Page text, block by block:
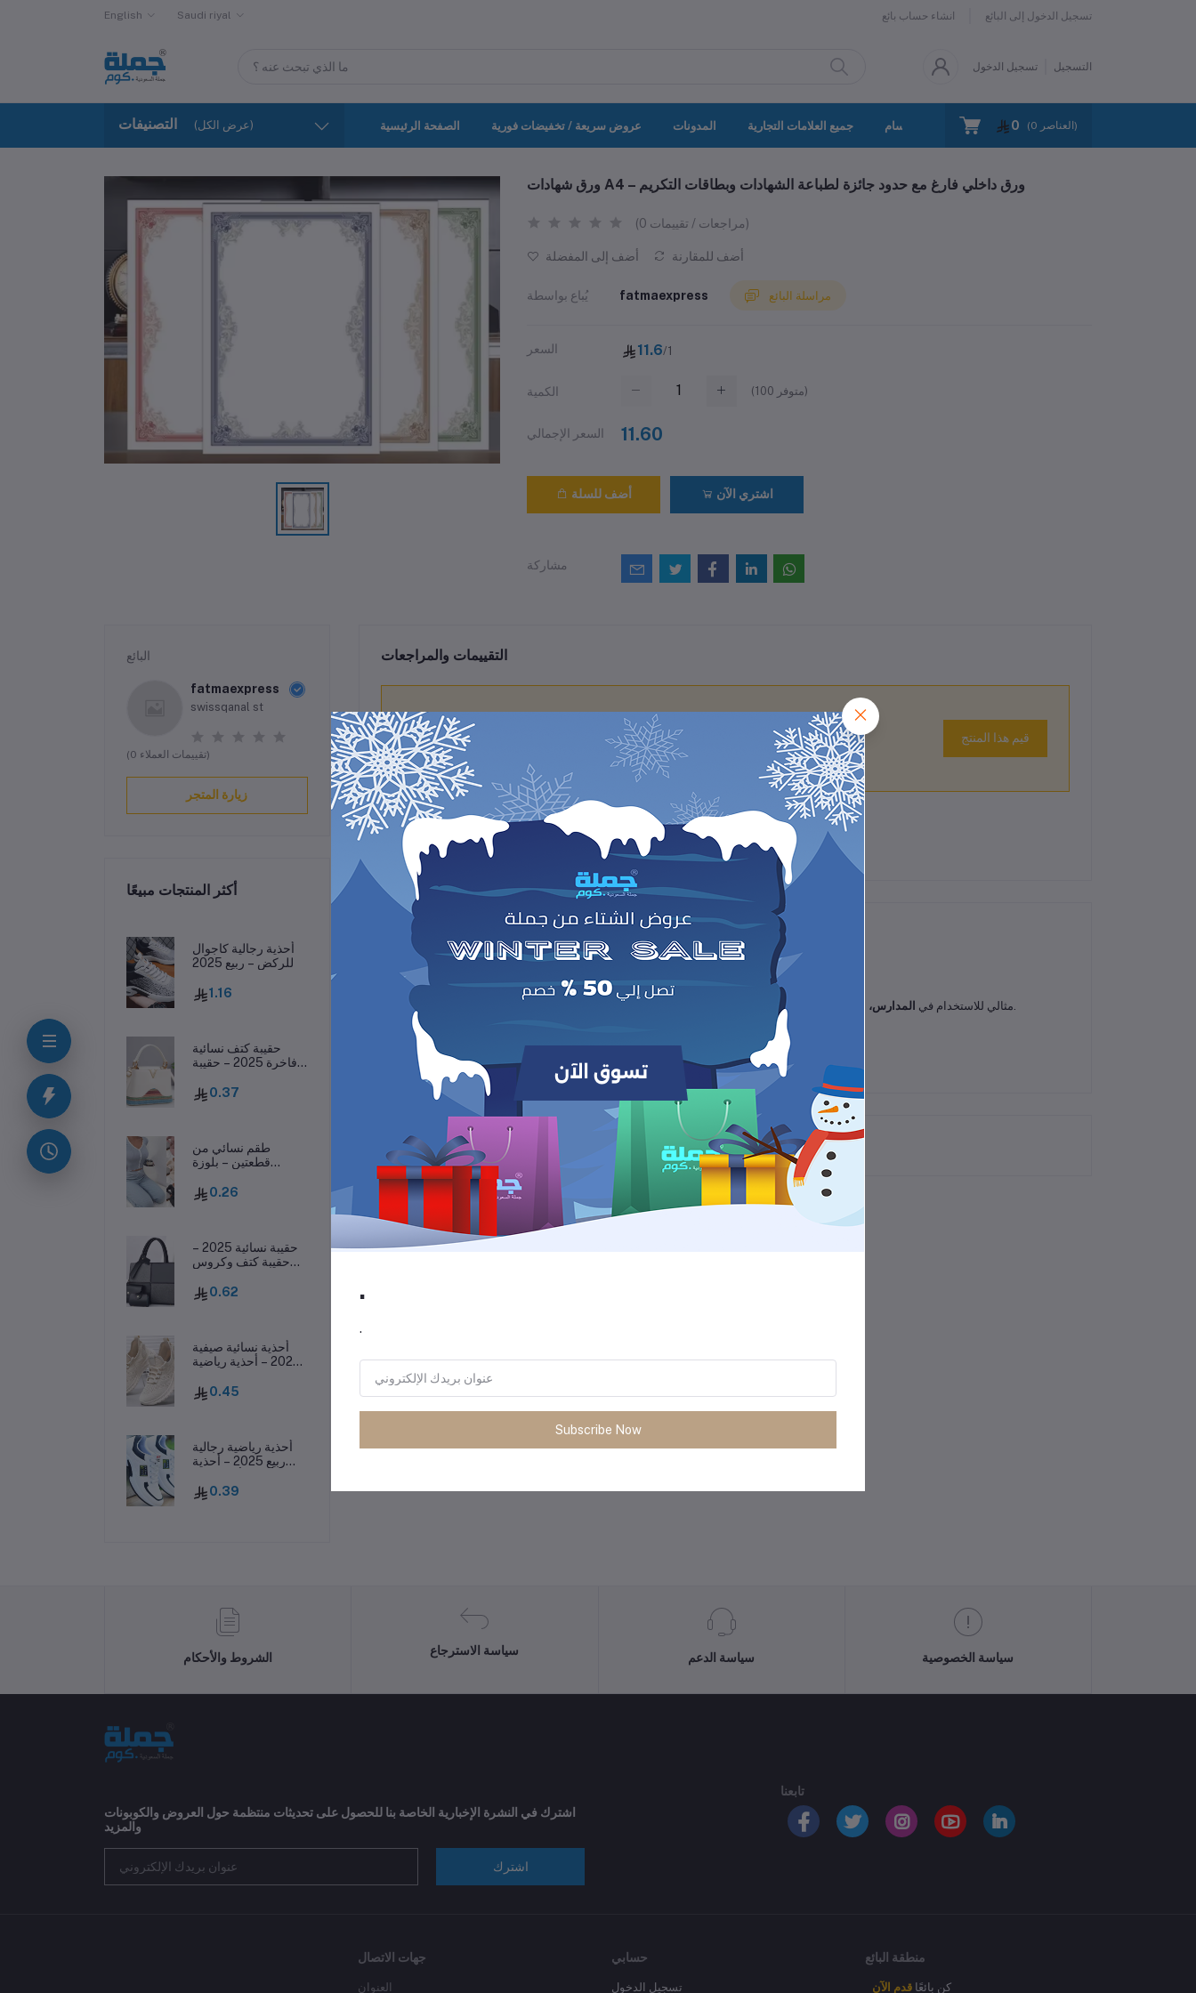
English Saudi riyal انشاء حساب بائع تسجيل الدخول إلى البائع
تسجيل الدخول التسجيل
التصنيفات (عرض الكل) الصفحة الرئيسية عروض سريعة / تخفيضات فورية المدونات جميع العلامات التجارية جميع الأقسام اتصل بنا سياسة الخصوصية 0 (0 العناصر)
ورق شهادات A4 – ورق داخلي فارغ مع حدود جائزة لطباعة الشهادات وبطاقات التكريم
(0 مراجعات / تقييمات)
أضف إلى المفضلة أضف للمقارنة
يُباع بواسطة fatmaexpress مراسلة البائع
السعر 11.6/1
الكمية (100 متوفر)
السعر الإجمالي 11.60
أضف للسلة اشتري الآن
مشاركة
البائع
fatmaexpress
swissqanal st
(0 تقييمات العملاء)
زيارة المتجر
أكثر المنتجات مبيعًا
أحذية رجالية كاجوال
للركض – ربيع 2025
1.16
حقيبة كتف نسائية
فاخرة 2025 – حقيبة
واحد0.37
طقم نسائي من
قطعتين – بلوزة
طويل، ملابس نوم
خريفية
0.26
حقيبة نسائية 2025 –
حقيبة كتف وكروس
كبيرة وأسلوب عصري
0.62
أحذية نسائية صيفية
2025 – أحذية رياضية
وخفيفة تسمح بمرور
الهواء
0.45
أحذية رياضية رجالية
ربيع 2025 – أحذية
سميك وقابلة للتهوية
ومقاومة للانزلاق
0.39
التقييمات والمراجعات
0 من أصل 5.0 قيم هذا المنتج
وصف
مثالي للاستخدام في المدارس، المكاتب، الفعاليات، أو الهدايا التقديرية
المنتجات التي يتم شراؤها بشكل متكرر
الشروط والأحكام
سياسة الاسترجاع
سياسة الدعم سياسة الخصوصية
اشترك في النشرة الإخبارية الخاصة بنا للحصول على تحديثات منتظمة حول العروض والكوبونات
والمزيد
اشترك
تابعنا
جهات الاتصال
العنوان
حسابي
تسجيل الدخول
منطقة البائع
كن بائعًا قدم الآن
.
.
Subscribe Now